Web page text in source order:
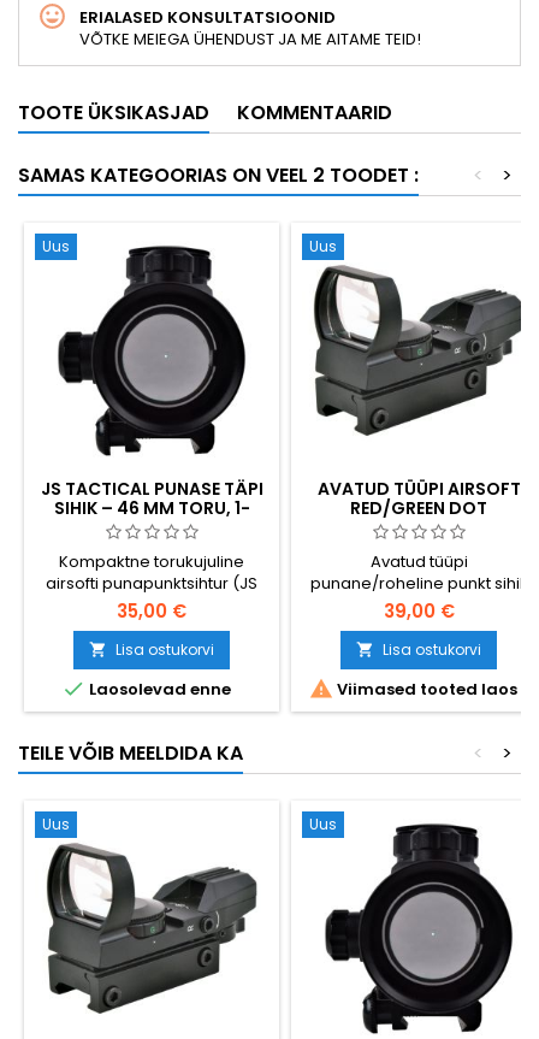
ERIALASED KONSULTATSIOONID
VÕTKE MEIEGA ÜHENDUST JA ME AITAME TEID!
TOOTE ÜKSIKASJAD KOMMENTAARID
SAMAS KATEGOORIAS ON VEEL 2 TOODET : >
<
Uus
JS TACTICAL PUNASE TÄPI
SIHIK – 46 MM TORU, 1-
KORDNE SUURENDUS,
PICATINNY KINNITUS
Kompaktne torukujuline
airsofti punapunktsihtur (JS
Tactical JS-1X46GRD). 46 mm
objektiivitoru, 1× suurendus,
mitu heleduse seadet,
integreeritud Picatinny-
kinnitus. Sobib igale 20 mm
raudteele. Odavaim ja
täppislaskevõimega vintpüssi
täiustamiseks, et sihtmärki
35,00 €
 Lisa ostukorvi
 Laosolevad enne
Uus
AVATUD TÜÜPI AIRSOFT
RED/GREEN DOT
COLLIMATOR SIGHT
Avatud tüüpi
punane/roheline punkt sihik
airsoftile - 4 mustrit, 2 värvi
39,00 €
 Lisa ostukorvi
 Viimased tooted laos
TEILE VÕIB MEELDIDA KA >
<
Uus Uus